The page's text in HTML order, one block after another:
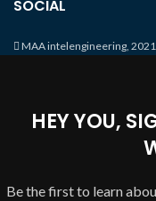
SOCIAL
MAA intelengineering, 2021
HEY YOU,
Be the first to learn